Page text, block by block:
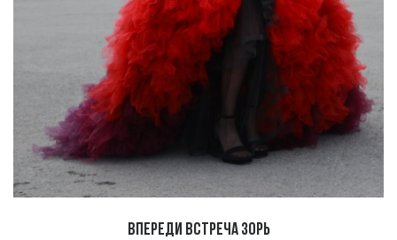
Впереди встреча зорь